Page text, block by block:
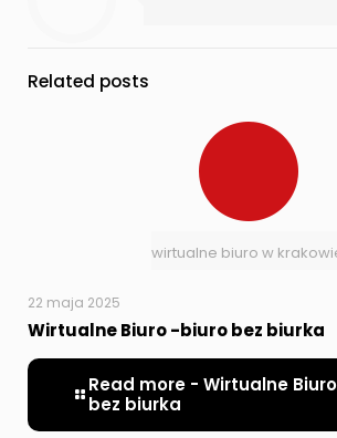
Related posts
wirtualne biuro w
22 maja 2025
Wirtualne Biuro -biuro bez biurka
Read more - Wirtualne
bez biurka